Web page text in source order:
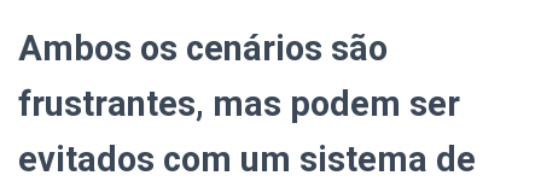
Ambos os cenários são
frustrantes, mas podem ser
evitados com um sistema de